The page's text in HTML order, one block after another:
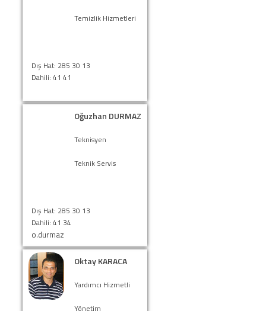
Temizlik Hizmetleri
Dış Hat: 285 30 13
Dahili: 41 41
Oğuzhan DURMAZ
Teknisyen
Teknik Servis
Dış Hat: 285 30 13
Dahili: 41 34
o.durmaz
Oktay KARACA
Yardımcı Hizmetli
Yönetim